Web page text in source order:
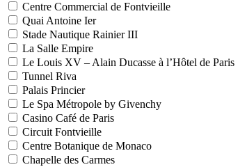
Centre Commercial de Fontvieille
Quai Antoine Ier
Stade Nautique Rainier III
La Salle Empire
Le Louis XV – Alain Ducasse à l’Hôtel de Paris
Tunnel Riva
Palais Princier
Le Spa Métropole by Givenchy
Casino Café de Paris
Circuit Fontvieille
Centre Botanique de Monaco
Chapelle des Carmes